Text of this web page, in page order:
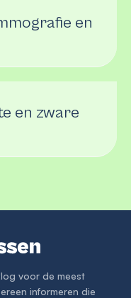
en
en zware
voor de meest
informeren die